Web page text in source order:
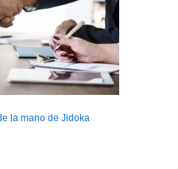
la mano de Jidoka